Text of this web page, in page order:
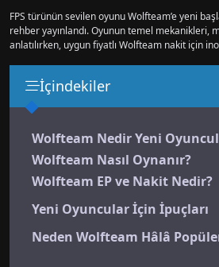
FPS türünün sevilen oyunu Wolfteam’e yeni
rehber yayınlandı. Oyunun temel mekanikleri,
anlatılırken, uygun fiyatlı Wolfteam nakit için
İçindekiler
Wolfteam Nedir Yeni
Wolfteam Nasıl Oynanır?
Wolfteam EP ve Nakit Nedir?
Yeni Oyuncular İçin İpuçları
Neden Wolfteam Hâlâ